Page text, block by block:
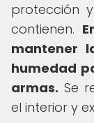
protección
contienen.
mantener
humedad
armas. Se
el interior y